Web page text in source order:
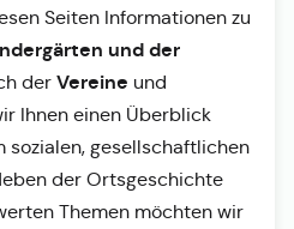
Seiten Informationen zu
und der
der Vereine und
Ihnen einen Überblick
sozialen, gesellschaftlichen
der Ortsgeschichte
Themen möchten wir